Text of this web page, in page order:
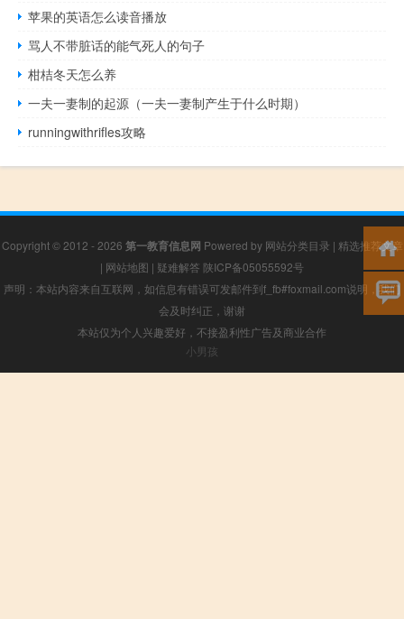
苹果的英语怎么读音播放
骂人不带脏话的能气死人的句子
柑桔冬天怎么养
一夫一妻制的起源（一夫一妻制产生于什么时期）
runningwithrifles攻略
Copyright © 2012 - 2026 第一教育信息网 Powered by 网站分类目录 | 精选推荐文章
| 网站地图 | 疑难解答 陕ICP备05055592号
声明：本站内容来自互联网，如信息有错误可发邮件到f_fb#foxmail.com说明，我们
会及时纠正，谢谢
本站仅为个人兴趣爱好，不接盈利性广告及商业合作
小男孩